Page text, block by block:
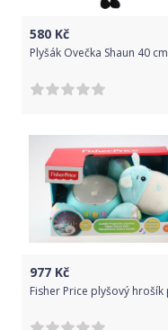
580 Kč
Plyšák Ovečka Shaun 40 cm
977 Kč